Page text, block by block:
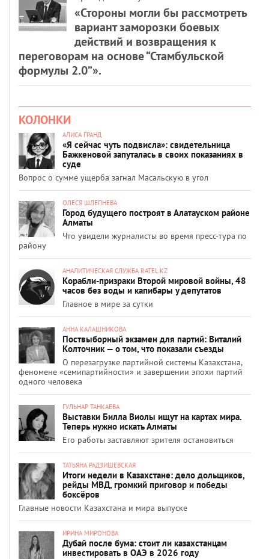
«Стороны могли бы рассмотреть
вариант заморозки боевых
действий и возвращения к
переговорам на основе “Стамбульской
формулы 2.0”».
КОЛОНКИ
АЛИСА ГРАНД
«Я сейчас чуть подвисла»: свидетельница
Бажкеновой запуталась в своих показаниях в
суде
Вопрос о сумме ущерба загнал Масальскую в угол
ОЛЕСЯ ШЛЕПНЕВА
Город будущего построят в Алатауском районе
Алматы
Что увидели журналисты во время пресс-тура по
району
АНАЛИТИЧЕСКАЯ СЛУЖБА RATEL.KZ
Корабли-призраки Второй мировой войны, 48
часов без воды и капибары у депутатов
Главное в мире за сутки
АННА КАЛАШНИКОВА
Поствыборный экзамен для партий: Виталий
Колточник — о том, что показали съезды
О перезагрузке партийной системы Казахстана,
феномене «семипартийности» и завершении эпохи партий
одного человека
ГУЛЬНАР ТАНКАЕВА
Выставки Билла Виолы ищут на картах мира.
Теперь нужно искать Алматы
Его работы заставляют зрителя остановиться
ТАТЬЯНА РАДЗИШЕВСКАЯ
Итоги недели в Казахстане: дело дольщиков,
рейды МВД, громкий приговор и победы
боксёров
Главные новости Казахстана и мира выпуске
ИРИНА МИРОНОВА
Дубай после бума: стоит ли казахстанцам
инвестировать в ОАЭ в 2026 году